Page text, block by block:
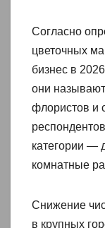
Согласно
цветочных
бизнес в
они
флористов и
категории —
комнатные
Снижение
в крупных